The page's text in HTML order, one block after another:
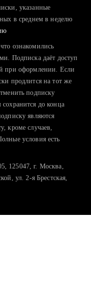
и вручную поднимаете
и оценить шансы
указанные
в среднем в неделю
ознакомились
Подписка даёт доступ
при оформлении. Если
продлится на тот же
подписку
до конца
являются
кроме случаев,
условия есть
125047, г. Москва,
ул. 2-я Брестская,